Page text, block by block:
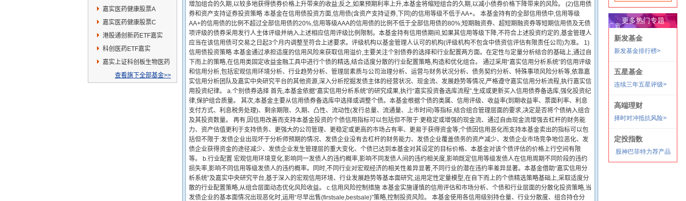
嘉实医药健康股票A
嘉实医药健康股票C
港股通创新药ETF嘉实
科创医药ETF嘉实
嘉实上证科创板生物医药
ETF发起联接A
查看旗下全部基金>>
增加组合的久期,以较多地获得债券价格上升带来的收益;反之,如果预期利率上升,本基金将缩短组合的久期,以减小债券价格下降带来的风险。 (2)信用债
券和资产支持证券投资策略 本基金在信用债投资方面,信用债(含资产支持证券,下同)的信用等级不低于AA+。 本基金持有的全部信用债中,信用等级
AA+的信用债的比例不超过全部信用债的20%,信用等级AAA的信用债的比例不低于全部信用债的80%;短期融资券、超短期融资券等短期信用债及无债
项评级的债券采用发行人主体评级并纳入上述相应信用评级比例限制。本基金持有信用债期间,如果其信用等级下降,不符合上述投资约定的,基金管理人
应当在该信用债可交易之日起3个月内调整至符合上述要求。评级机构以基金管理人认可的机构(评级机构不包含中债资信评估有限责任公司)为准。 1)
信用债投资策略 本基金通过承担适度的信用风险来获取信用溢价,主要关注个别债券的选择和行业配置两方面。在定性与定量分析结合的基础上,通过自
下而上的策略,在信用类固定收益金融工具中进行个债的精选,结合适度分散的行业配置策略,构造和优化组合。 通过采用“嘉实信用分析系统”的信用评级
和信用分析,包括宏观信用环境分析、行业趋势分析、管理层素质与公司治理分析、运营与财务状况分析、债务契约分析、特殊事项风险分析等,依靠嘉
实信用分析团队及嘉实中央研究平台的其他资源,深入分析挖掘发债主体的经营状况、现金流、发展趋势等情况,严格遵守嘉实信用分析流程,执行嘉实信
用投资纪律。 a.个别债券选择 首先,本基金依据“嘉实信用分析系统”的研究成果,执行“嘉实投资备选库流程”,生成或更新买入信用债券备选库,强化投资纪
律,保护组合质量。 其次,本基金主要从信用债券备选库中选择或调整个债。本基金根据个债的类属、信用评级、收益率(到期收益率、票面利率、利息
支付方式、利息税务处理)、剩余期限、久期、凸性、流动性(发行总量、流通量、上市时间)等指标,结合组合管理层面的要求,决定是否将个债纳入组合
及其投资数量。 再有,因信用改善而支持本基金投资的个债信用指标可以包括但不限于:更稳定或增强的现金流、通过自由现金流增强去杠杆的财务能
力、资产估值更利于支持债务、更强大的公司管理、更稳定或更高的市场占有率、更易于获得资金等;个债因信用恶化而支持本基金卖出的指标可以包
括但不限于:发债企业出现坏于分析师预期的情况、发债企业没有去杠杆的财务能力、发债企业覆盖债务的资产减少、发债企业市场竞争地位恶化、发
债企业获得资金的途径减少、发债企业发生管理层的重大变化、个债已达到本基金对其设定的目标价格、本基金对该个债评估的价格上行空间有限
等。 b.行业配置 宏观信用环境变化,影响同一发债人的违约概率,影响不同发债人间的违约相关度,影响既定信用等级发债人在信用周期不同阶段的违约
损失率,影响不同信用等级发债人的违约概率。同时,不同行业对宏观经济的相关性差异显著,不同行业的潜在违约率差异显著。本基金借助“嘉实信用分
析系统”及嘉实中央研究平台,基于深入的宏观信用环境、行业发展趋势等基本面研究,运用定性定量模型,在自下而上的个债精选策略基础上,采取适度分
散的行业配置策略,从组合层面动态优化风险收益。 c.信用风险控制措施 本基金实施谨慎的信用评估和市场分析、个债和行业层面的分散化投资策略,当
发债企业的基本面情况出现恶化时,运用“尽早出售(firstsale,bestsale)”策略,控制投资风险。 本基金使用各信用级别持仓量、行业分散度、组合持仓分